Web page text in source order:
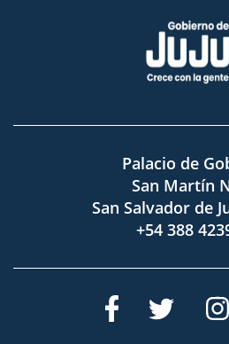
Palacio de
San Martín
San Salvador de
+54 388